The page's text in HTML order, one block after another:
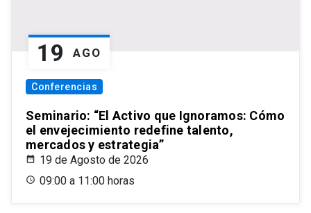
19 AGO
Conferencias
Seminario: “El Activo que Ignoramos: Cómo
el envejecimiento redefine talento,
mercados y estrategia”
19 de Agosto de 2026
09:00 a 11:00 horas